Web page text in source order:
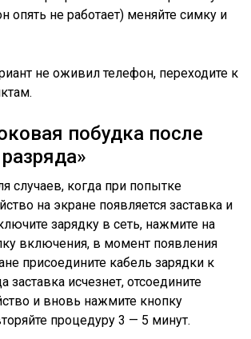
опять не работает) меняйте симку и
не оживил телефон, переходите к
побудка после
случаев, когда при попытке
на экране появляется заставка и
зарядку в сеть, нажмите на
включения, в момент появления
присоедините кабель зарядки к
заставка исчезнет, отсоедините
и вновь нажмите кнопку
процедуру 3 — 5 минут.